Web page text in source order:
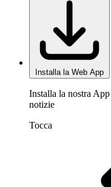
Installa la Web App
Installa la nostra
notizie
Tocca